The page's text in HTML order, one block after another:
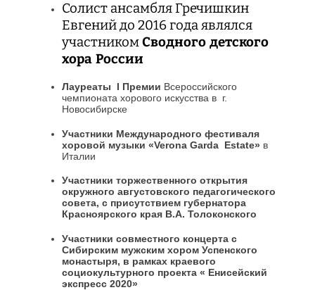
Солист ансамбля Гречишкин
Евгений до 2016 года являлся
участникомСводного детского
хора России
Лауреаты I Премии Всероссийского
чемпионата хорового искусства в г.
Новосибирске
Участники Международного фестиваля
хоровой музыки «Verona Garda Estate» в
Италии
Участники торжественного открытия
окружного августовского педагогического
совета, с присутствием губернатора
Красноярского края В.А. Толоконского
Участники совместного концерта с
Сибирским мужским хором Успенского
монастыря, в рамках краевого
социокультурного проекта « Енисейский
экспресс 2020»